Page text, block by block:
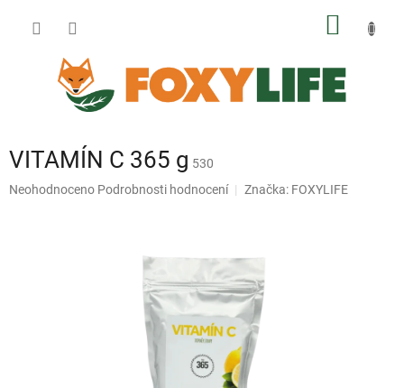
VITAMÍN C 365 g 530
Průměrné
Neohodnoceno Podrobnosti hodnocení Značka: FOXYLIFE